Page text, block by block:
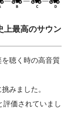
上最高のサウン
聴く時の高音質
みました。
価されていまし